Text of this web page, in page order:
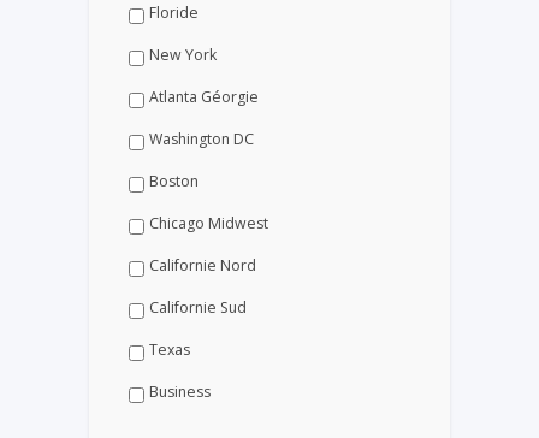
Floride
New York
Atlanta Géorgie
Washington DC
Boston
Chicago Midwest
Californie Nord
Californie Sud
Texas
Business